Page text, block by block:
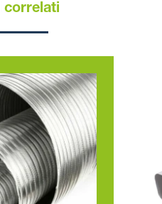
correlati